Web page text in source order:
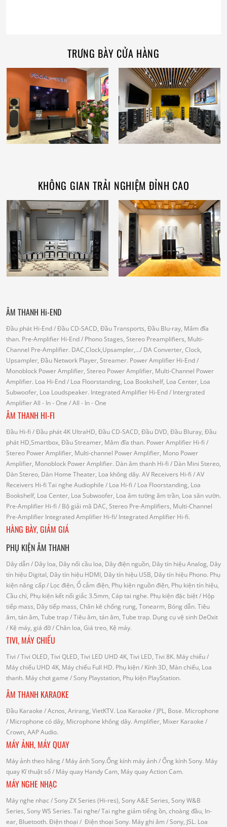
TRƯNG BÀY CỬA HÀNG
KHÔNG GIAN TRẢI NGHIỆM ĐỈNH CAO
ÂM THANH Hi-END
Đầu phát Hi-End/ Đầu CD-SACD, Đầu Transports, Đầu Blu-ray, Mâm đĩa
than. Pre-Amplifier Hi-End/ Phono Stages, Stereo Preamplifiers, Multi-
Channel Pre-Amplifier. DAC,Clock,Upsampler,.../ DA Converter, Clock,
Upsampler, Đầu Network Player, Streamer. Power Amplifier Hi-End/
Monoblock Power Amplifier, Stereo Power Amplifier, Multi-Channel Power
Amplifier. Loa Hi-End/ Loa Floorstanding, Loa Bookshelf, Loa Center, Loa
Subwoofer, Loa Loudspeaker. Integrated Amplifier Hi-End/ Intergrated
AmplifierAll - In - One / All - In - One
ÂM THANH HI-FI
Đầu Hi-fi / Đầu phát 4K UltraHD, Đầu CD-SACD, Đầu DVD, Đầu Bluray, Đầu
phát HD,Smartbox, Đầu Streamer, Mâm đĩa than. Power Amplifier Hi-fi /
Stereo Power Amplifier, Multi-channel Power Amplifier, Mono Power
Amplifier, Monoblock Power Amplifier. Dàn âm thanh Hi-fi / Dàn Mini Stereo,
Dàn Stereo, Dàn Home Theater, Loa không dây. AV Receivers Hi-fi / AV
Receivers Hi-fi Tai nghe Audiophile / Loa Hi-fi / Loa Floorstanding, Loa
Bookshelf, Loa Center, Loa Subwoofer, Loa âm tường âm trần, Loa sân vườn.
Pre-Amplifier Hi-fi / Bộ giải mã DAC, Stereo Pre-Amplifiers, Multi-Channel
Pre-Amplifier Integrated Amplifier Hi-fi/ Integrated Amplifier Hi-fi.
HÀNG BÀY, GIẢM GIÁ
PHỤ KIỆN ÂM THANH
Dây dẫn/ Dây loa, Dây nối cầu loa, Dây điện nguồn, Dây tín hiệu Analog, Dây
tín hiệu Digital, Dây tín hiệu HDMI, Dây tín hiệu USB, Dây tín hiệu Phono. Phụ
kiện nâng cấp/ Lọc điện, Ổ cắm điện, Phụ kiện nguồn điện, Phụ kiện tín hiệu,
Cầu chì, Phụ kiện kết nối giắc 3.5mm, Cáp tai nghe. Phụ kiện đặc biệt/ Hộp
tiếp mass, Dây tiếp mass, Chân kê chống rung, Tonearm, Bóng dẫn. Tiêu
âm, tán âm, Tube trap/ Tiêu âm, tán âm, Tube trap. Dụng cụ vệ sinh DeOxit
/ Kệ máy, giá đỡ/ Chân loa, Giá treo, Kệ máy.
TIVI, MÁY CHIẾU
Tivi / Tivi OLED, Tivi QLED, Tivi LED UHD 4K, Tivi LED, Tivi 8K. Máy chiếu/
Máy chiếu UHD 4K, Máy chiếu Full HD. Phụ kiện/ Kính 3D, Màn chiếu, Loa
thanh. Máy chơi game / Sony Playstation, Phụ kiện PlayStation.
ÂM THANH KARAOKE
Đầu Karaoke / Acnos, Arirang, VietKTV. Loa Karaoke / JPL, Bose. Microphone
/ Microphone có dây, Microphone không dây. Amplifier, Mixer Karaoke /
Crown, AAP Audio.
MÁY ẢNH, MÁY QUAY
Máy ảnh theo hãng / Máy ảnh Sony.Ống kính máy ảnh / Ống kính Sony. Máy
quay Kĩ thuật số/ Máy quay Handy Cam, Máy quay Action Cam.
MÁY NGHE NHẠC
Máy nghe nhạc / Sony ZX Series (Hi-res), Sony A&E Series, Sony W&B
Series, Sony WS Series. Tai nghe/ Tai nghe giảm tiếng ồn, choàng đầu, In-
ear, Bluetooth. Điện thoại / Điện thoại Sony. Máy ghi âm / Sony, JSL. Loa